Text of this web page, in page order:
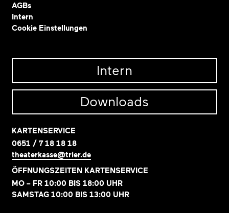
AGBs
Intern
Cookie Einstellungen
Intern
Downloads
KARTENSERVICE
0651 / 7 18 18 18
theaterkasse@trier.de
ÖFFNUNGSZEITEN KARTENSERVICE
MO – FR 10:00 BIS 18:00 UHR
SAMSTAG 10:00 BIS 13:00 UHR